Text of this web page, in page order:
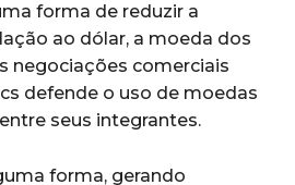
forma de reduzir a
ao dólar, a moeda dos
negociações comerciais
defende o uso de moedas
seus integrantes.
forma, gerando